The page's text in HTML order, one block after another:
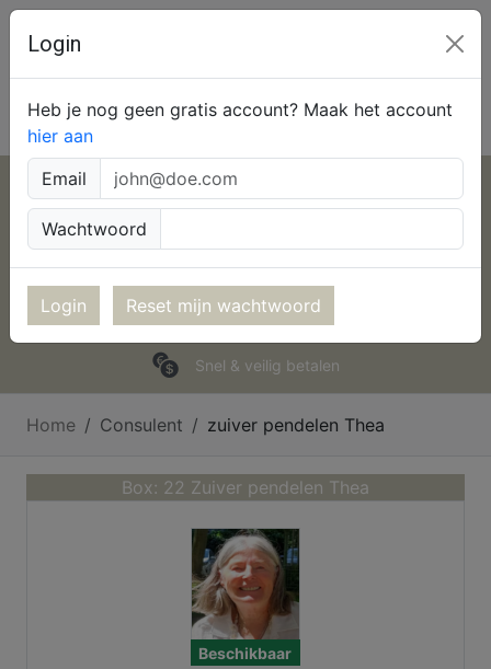
Top Paragnosten
Hoe werkt het
Snel & veilig betalen
Home Consulent zuiver pendelen Thea
Box: 22 Zuiver pendelen Thea
Beschikbaar
Login
Heb je nog geen gratis account? Maak het account
hier aan
Email
Wachtwoord
Login Reset mijn wachtwoord